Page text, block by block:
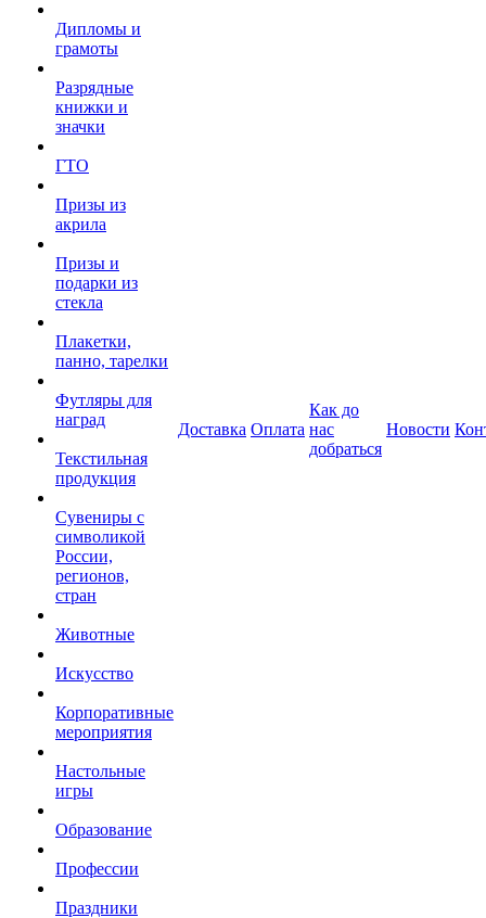
Дипломы и
грамоты
Разрядные
книжки и
значки
ГТО
Призы из
акрила
Призы и
подарки из
стекла
Плакетки,
панно, тарелки
Футляры для
наград
Текстильная
продукция
Сувениры с
символикой
России,
регионов,
стран
Животные
Искусство
Корпоративные
мероприятия
Настольные
игры
Образование
Профессии
Праздники
Доставка Оплата
Как до
нас
добраться
Новости